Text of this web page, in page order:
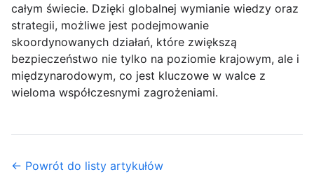
całym świecie. Dzięki globalnej wymianie wiedzy oraz
strategii, możliwe jest podejmowanie
skoordynowanych działań, które zwiększą
bezpieczeństwo nie tylko na poziomie krajowym, ale i
międzynarodowym, co jest kluczowe w walce z
wieloma współczesnymi zagrożeniami.
← Powrót do listy artykułów